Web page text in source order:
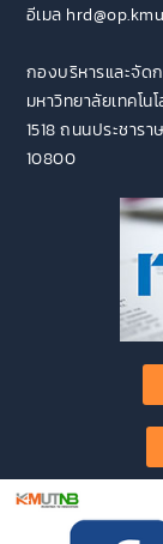
อีเมล
กองบริหารและจัด
มหาวิทยาลัยเทคโน
1518 ถนนประชาร
10800